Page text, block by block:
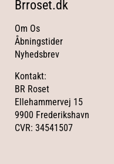
Brroset.dk
Om Os
Åbningstider
Nyhedsbrev
Kontakt:
BR Roset
Ellehammervej 15
9900 Frederikshavn
CVR: 34541507